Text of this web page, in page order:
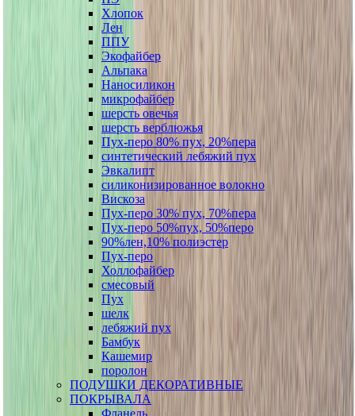
Хлопок
Лен
ППУ
Экофайбер
Альпака
Наносиликон
микрофайбер
шерсть овечья
шерсть верблюжья
Пух-перо 80% пух, 20%пера
синтетический лебяжий пух
Эвкалипт
силиконизированное волокно
Вискоза
Пух-перо 30% пух, 70%пера
Пух-перо 50%пух, 50%перо
90%лен,10% полиэстер
Пух-перо
Холлофайбер
смесовый
Пух
шелк
лебяжий пух
Бамбук
Кашемир
поролон
ПОДУШКИ ДЕКОРАТИВНЫЕ
ПОКРЫВАЛА